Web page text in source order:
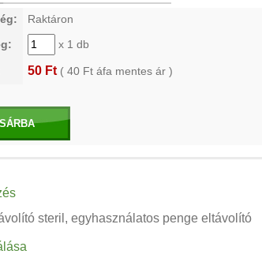
Raktáron
x 1 db
50 Ft ( 40 Ft áfa mentes ár )
steril, egyhasználatos penge eltávolító